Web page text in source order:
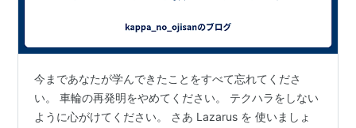
今まであなたが学んできたことをすべて忘れてくださ
い。 車輪の再発明をやめてください。 テクハラをしない
ように心がけてください。 さあ Lazarus を 使いましょ